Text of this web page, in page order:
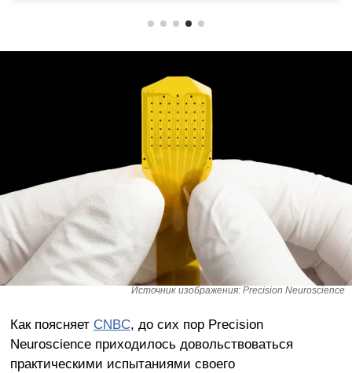
Источник изображения: Precision Neuroscience
Как поясняет CNBC, до сих пор Precision
Neuroscience приходилось довольствоваться
практическими испытаниями своего